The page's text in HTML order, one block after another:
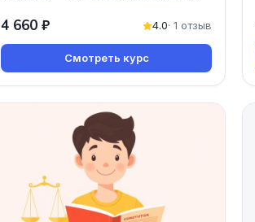
науки! Программа курс
4 660 ₽ 4.0· 1 отзыв
Смотреть курс